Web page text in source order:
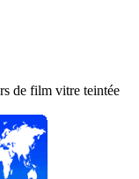
de film vitre teintée